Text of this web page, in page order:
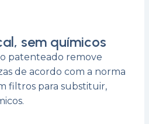
sem químicos
patenteado remove
de acordo com a norma
filtros para substituir,